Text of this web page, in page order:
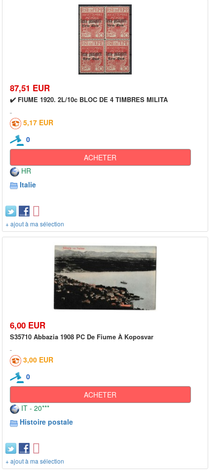
87,51 EUR
✔️ FIUME 1920. 2L/10c BLOC DE 4 TIMBRES MILITA
5,17 EUR
0
ACHETER
HR
Italie
+ ajout à ma sélection
6,00 EUR
S35710 Abbazia 1908 PC De Fiume À Koposvar
3,00 EUR
0
ACHETER
IT - 20***
Histoire postale
+ ajout à ma sélection